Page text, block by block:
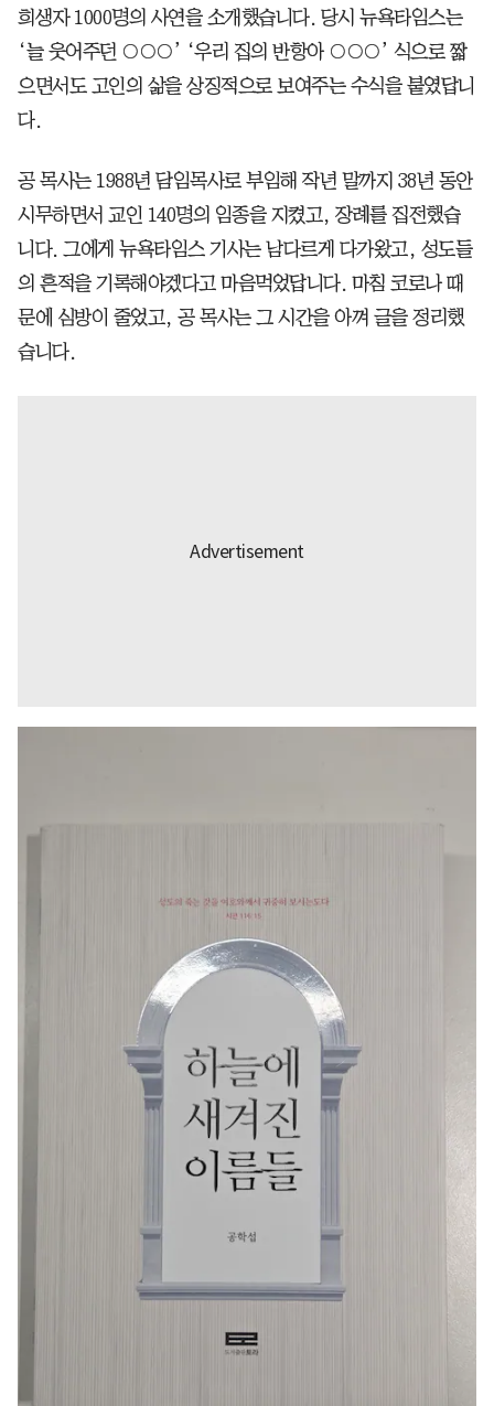
희생자 1000명의 사연을 소개했습니다. 당시 뉴욕타임스는
‘늘 웃어주던 ○○○’ ‘우리 집의 반항아 ○○○’ 식으로 짧
으면서도 고인의 삶을 상징적으로 보여주는 수식을 붙였답니
다.
공 목사는 1988년 담임목사로 부임해 작년 말까지 38년 동안
시무하면서 교인 140명의 임종을 지켰고, 장례를 집전했습
니다. 그에게 뉴욕타임스 기사는 남다르게 다가왔고, 성도들
의 흔적을 기록해야겠다고 마음먹었답니다. 마침 코로나 때
문에 심방이 줄었고, 공 목사는 그 시간을 아껴 글을 정리했
습니다.